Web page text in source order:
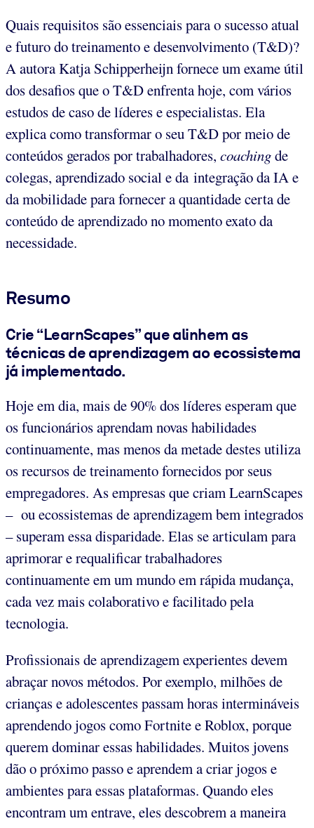
Quais requisitos são essenciais para o sucesso atual
e futuro do treinamento e desenvolvimento (T&D)?
A autora Katja Schipperheijn fornece um exame útil
dos desafios que o T&D enfrenta hoje, com vários
estudos de caso de líderes e especialistas. Ela
explica como transformar o seu T&D por meio de
conteúdos gerados por trabalhadores, coachingde
colegas, aprendizado social e da integração da IA e
da mobilidade para fornecer a quantidade certa de
conteúdo de aprendizado no momento exato da
necessidade.
Resumo
Crie “LearnScapes” que alinhem as
técnicas de aprendizagem ao ecossistema
já implementado.
Hoje em dia, mais de 90% dos líderes esperam que
os funcionários aprendam novas habilidades
continuamente, mas menos da metade destes utiliza
os recursos de treinamento fornecidos por seus
empregadores. As empresas que criam LearnScapes
– ou ecossistemas de aprendizagem bem integrados
– superam essa disparidade. Elas se articulam para
aprimorar e requalificar trabalhadores
continuamente em um mundo em rápida mudança,
cada vez mais colaborativo e facilitado pela
tecnologia.
Profissionais de aprendizagem experientes devem
abraçar novos métodos. Por exemplo, milhões de
crianças e adolescentes passam horas intermináveis
aprendendo jogos como Fortnite e Roblox, porque
querem dominar essas habilidades. Muitos jovens
dão o próximo passo e aprendem a criar jogos e
ambientes para essas plataformas. Quando eles
encontram um entrave, eles descobrem a maneira